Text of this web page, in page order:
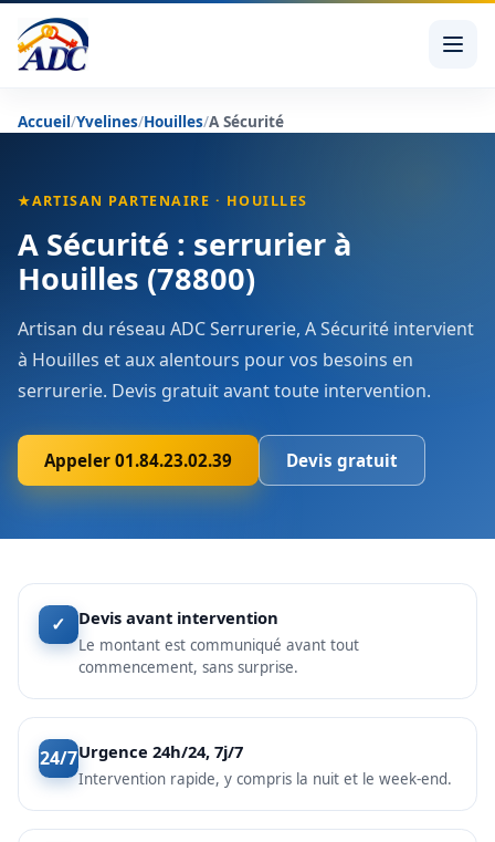
Accueil/Yvelines/Houilles/A Sécurité
★ARTISAN PARTENAIRE · HOUILLES
A Sécurité : serrurier à
Houilles (78800)
Artisan du réseau ADC Serrurerie, A Sécurité intervient
à Houilles et aux alentours pour vos besoins en
serrurerie. Devis gratuit avant toute intervention.
Appeler 01.84.23.02.39 Devis gratuit
✓ Devis avant intervention
Le montant est communiqué avant tout
commencement, sans surprise.
24/7Urgence 24h/24, 7j/7
Intervention rapide, y compris la nuit et le week-end.